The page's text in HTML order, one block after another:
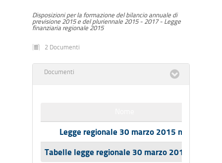
Disposizioni per la formazione del bilancio annuale di
previsione 2015 e del pluriennale 2015 - 2017 - Legge
finanziaria regionale 2015
2 Documenti
Documenti
Legge regionale 30 marzo 2015 n.6
Tabelle legge regionale 30 marzo 2015 n. 6